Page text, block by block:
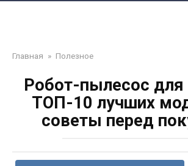
Главная » Полезное
Робот-пылесос для
ТОП-10 лучших
советы перед